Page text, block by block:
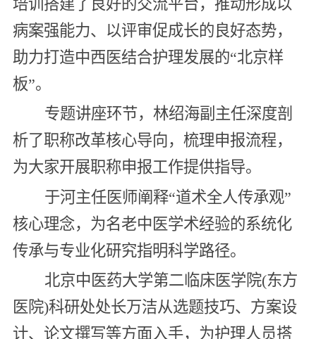
培训搭建了良好的交流平台，推动形成以
病案强能力、以评审促成长的良好态势，
助力打造中西医结合护理发展的“北京样
板”。
专题讲座环节，林绍海副主任深度剖
析了职称改革核心导向，梳理申报流程，
为大家开展职称申报工作提供指导。
于河主任医师阐释“道术全人传承观”
核心理念，为名老中医学术经验的系统化
传承与专业化研究指明科学路径。
北京中医药大学第二临床医学院(东方
医院)科研处处长万洁从选题技巧、方案设
计、论文撰写等方面入手，为护理人员搭